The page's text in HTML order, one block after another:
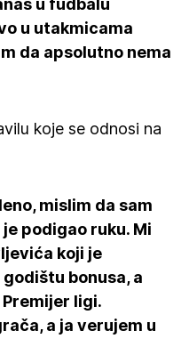
u fudbalu
u utakmicama
da apsolutno nema
koje se odnosi na
mislim da sam
podigao ruku. Mi
koji je
bonusa, a
ligi.
a ja verujem u